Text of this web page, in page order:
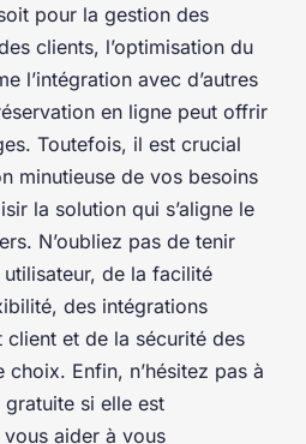
pour la gestion des
clients, l’optimisation du
l’intégration avec d’autres
en ligne peut offrir
Toutefois, il est crucial
minutieuse de vos besoins
la solution qui s’aligne le
N’oubliez pas de tenir
de la facilité
des intégrations
et de la sécurité des
Enfin, n’hésitez pas à
gratuite si elle est
aider à vous